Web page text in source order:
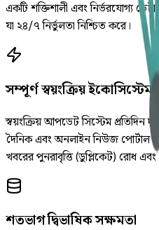
একটি শক্তিশালী এবং নির্ভরযোগ্য ডেটা
যা ২৪/৭ নির্ভুলতা নিশ্চিত করে।
সম্পূর্ণ স্বয়ংক্রিয় ইকোসিস্টেম
স্বয়ংক্রিয় আপডেট সিস্টেম প্রতিদিন
দৈনিক এবং অনলাইন নিউজ পোর্টাল
খবরের পুনরাবৃত্তি (ডুপ্লিকেট) রোধ
শতভাগ দ্বিভাষিক সক্ষমতা